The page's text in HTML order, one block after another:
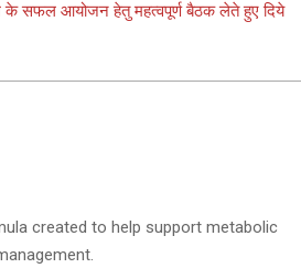
के सफल आयोजन हेतु महत्वपूर्ण बैठक लेते हुए दिये
created to help support metabolic